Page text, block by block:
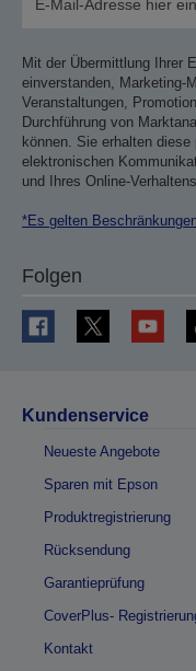
Mit der Übermittlung Ihrer
einverstanden, Marketing-
Veranstaltungen,
Durchführung von
können. Sie erhalten
elektronischen
und Ihres Online-
*Es gelten
Folgen
Kundenservice
Neueste Angebote
Sparen mit Epson
Produktregistrierung
Rücksendung
Garantieprüfung
CoverPlus-
Kontakt